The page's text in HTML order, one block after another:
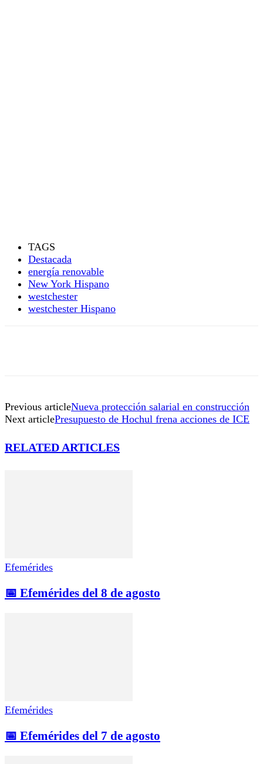
TAGS
Destacada
energía renovable
New York Hispano
westchester
westchester Hispano
Previous articleNueva protección salarial en construcción
Next articlePresupuesto de Hochul frena acciones de ICE
RELATED ARTICLES
Efemérides
📅 Efemérides del 8 de agosto
Efemérides
📅 Efemérides del 7 de agosto